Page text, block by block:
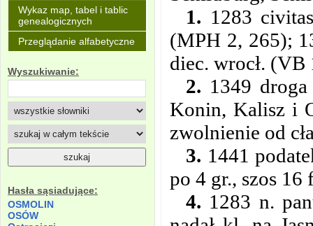
Wykaz map, tabel i tablic
genealogicznych
Przeglądanie alfabetyczne
Wyszukiwanie:
Hasła sąsiadujące:
OSMOLIN
OSÓW
1. 1283
(MPH 2, 265);
diec. wrocł.
2. 1349
Konin, Kalisz i
zwolnienie od
3. 1441
po 4 gr., szos
4. 1283 n.